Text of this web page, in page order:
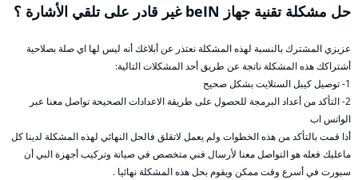
حل مشكلة تقنية جهاز beIN غير قادر على تلقي الأشارة ؟
عزيزي المشترك بالنسبة لهذه المشكلة نعتذر عن أبلاغك أنه ليس لها اي صلة بصلاحية
أشتراكك هذه المشكلة ناتجة عن طريق أحد المشكلات التالية:
1- توصيل كيبل الستلايت بشكل صحيح
2- التأكد من أعداد البرمجة للحصول على طريقة الاعدادات الصحيحة تواصل معنا عبر
الواتس اب
أذا قمت بالتأكد من هذه الخطوات ولم يعمل لاتقلق فالحل النهائي لهذه المشكلة لدينا كل
ماعليك فعله هو التواصل معنا لأرسال فني متخصص في صيانة وتركيب أجهزة البي أن
سبورت في أسرع وقت ممكن ويقوم بحل هذه المشكلة نهائيا .